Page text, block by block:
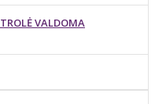
VALDOMA